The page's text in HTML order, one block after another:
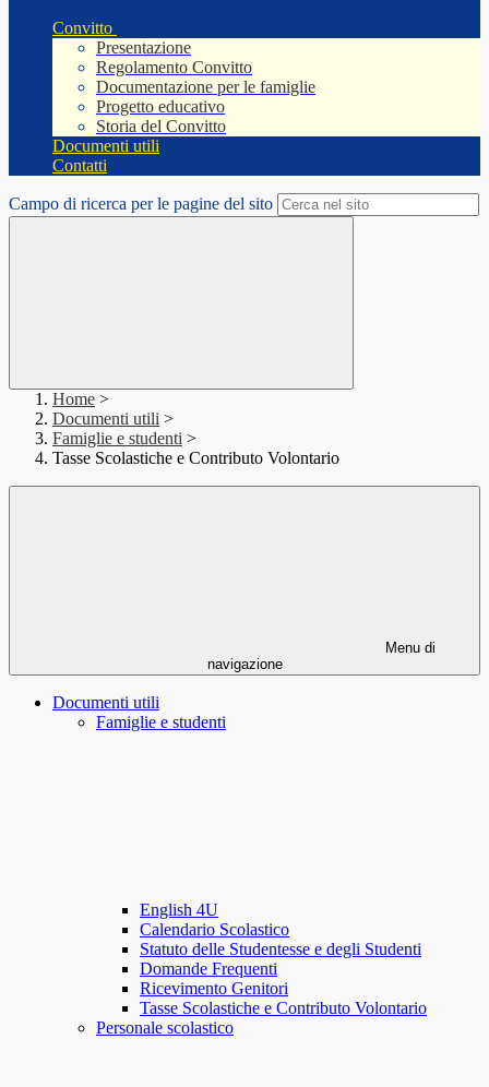
Convitto
Presentazione
Regolamento Convitto
Documentazione per le famiglie
Progetto educativo
Storia del Convitto
Documenti utili
Contatti
Campo di ricerca per le pagine del sito
Home >
Documenti utili >
Famiglie e studenti >
Tasse Scolastiche e Contributo Volontario
Menu di
navigazione
Documenti utili
Famiglie e studenti
English 4U
Calendario Scolastico
Statuto delle Studentesse e degli Studenti
Domande Frequenti
Ricevimento Genitori
Tasse Scolastiche e Contributo Volontario
Personale scolastico